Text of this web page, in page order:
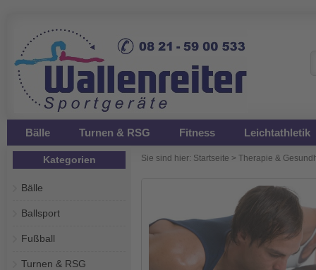
Bälle Turnen & RSG Fitness Leichtathletik
Kategorien
Bälle
Ballsport
Fußball
Turnen & RSG
Sie sind hier: Startseite > Therapie &